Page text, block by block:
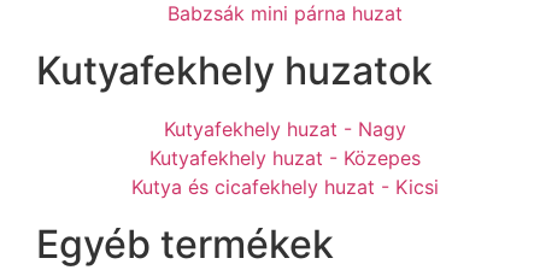
Babzsák mini párna huzat
Kutyafekhely huzatok
Kutyafekhely huzat - Nagy
Kutyafekhely huzat - Közepes
Kutya és cicafekhely huzat - Kicsi
Egyéb termékek